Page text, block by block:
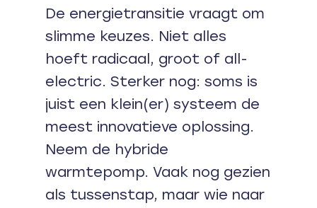
De energietransitie vraagt om
slimme keuzes. Niet alles
hoeft radicaal, groot of all-
electric. Sterker nog: soms is
juist een klein(er) systeem de
meest innovatieve oplossing.
Neem de hybride
warmtepomp. Vaak nog gezien
als tussenstap, maar wie naar